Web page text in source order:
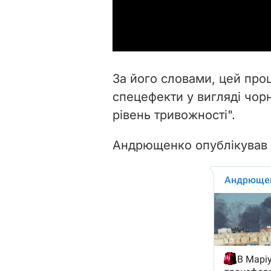
За його словами, цей
спецефекти у вигляді
рівень тривожності".
Андрющенко опублікував